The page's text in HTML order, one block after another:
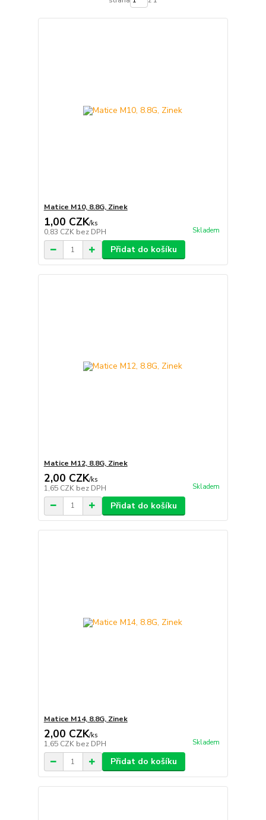
Matice M10, 8.8G, Zinek
1,00 CZK/ks
0,83 CZK bez DPH Skladem
Přidat do košíku
Matice M12, 8.8G, Zinek
2,00 CZK/ks
1,65 CZK bez DPH Skladem
Přidat do košíku
Matice M14, 8.8G, Zinek
2,00 CZK/ks
1,65 CZK bez DPH Skladem
Přidat do košíku